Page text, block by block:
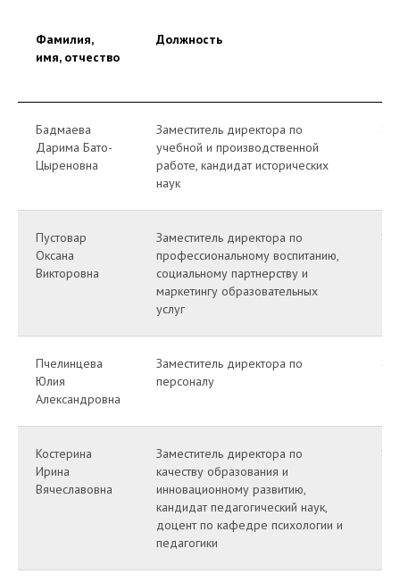
Фамилия,
имя, отчество
Должность
Бадмаева
Дарима Бато-
Цыреновна
Заместитель директора по
учебной и производственной
работе, кандидат исторических
наук
Пустовар
Оксана
Викторовна
Заместитель директора по
профессиональному воспитанию,
социальному партнерству и
маркетингу образовательных
услуг
Пчелинцева
Юлия
Александровна
Заместитель директора по
персоналу
Костерина
Ирина
Вячеславовна
Заместитель директора по
качеству образования и
инновационному развитию,
кандидат педагогический наук,
доцент по кафедре психологии и
педагогики